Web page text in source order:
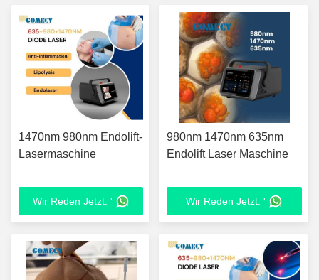
1470nm 980nm Endolift-
Lasermaschine
Wir Reden Jetzt. '
980nm 1470nm 635nm
Endolift Laser Maschine
Wir Reden Jetzt. '